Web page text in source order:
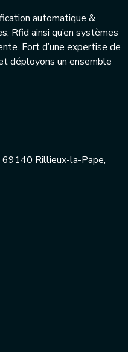
automatique &
Rfid ainsi qu’en systèmes
Fort d’une expertise de
déployons un ensemble
Rillieux-la-Pape,